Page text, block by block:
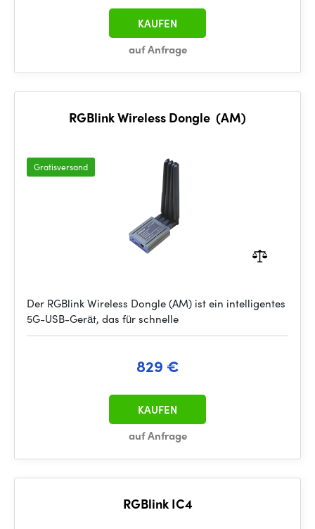
auf Anfrage
KAUFEN
RGBlink Wireless Dongle (AM)
Gratisversand
Der RGBlink Wireless Dongle (AM) ist ein intelligentes
5G-USB-Gerät, das für schnelle
829 €
auf Anfrage
KAUFEN
RGBlink IC4